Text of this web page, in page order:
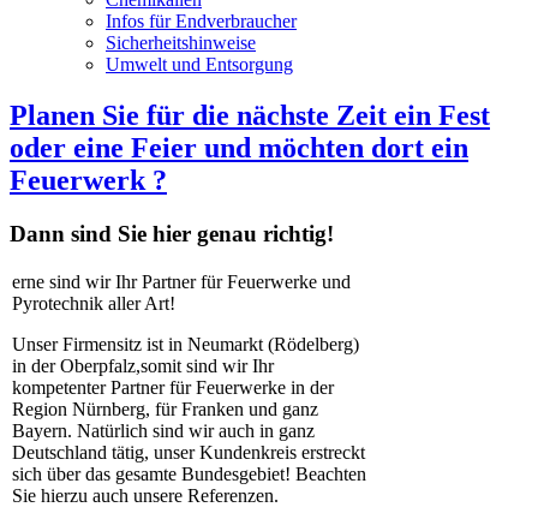
Infos für Endverbraucher
Sicherheitshinweise
Umwelt und Entsorgung
Planen Sie für die nächste Zeit ein Fest
oder eine Feier und möchten dort ein
Feuerwerk ?
Dann sind Sie hier genau richtig!
erne sind wir Ihr Partner für Feuerwerke und
Pyrotechnik aller Art!
Unser Firmensitz ist in Neumarkt (Rödelberg)
in der Oberpfalz,somit sind wir Ihr
kompetenter Partner für Feuerwerke in der
Region Nürnberg, für Franken und ganz
Bayern. Natürlich sind wir auch in ganz
Deutschland tätig, unser Kundenkreis erstreckt
sich über das gesamte Bundesgebiet! Beachten
Sie hierzu auch unsere Referenzen.